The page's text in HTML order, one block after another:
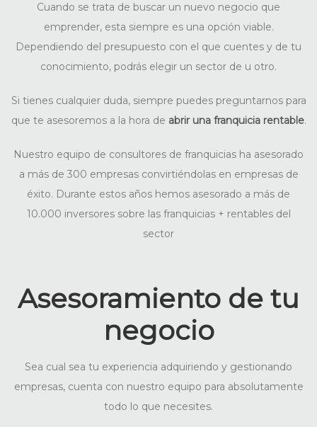
Cuando se trata de buscar un nuevo negocio que
emprender, esta siempre es una opción viable.
Dependiendo del presupuesto con el que cuentes y de tu
conocimiento, podrás elegir un sector de u otro.
Si tienes cualquier duda, siempre puedes preguntarnos para
que te asesoremos a la hora de abrir una franquicia rentable.
Nuestro equipo de consultores de franquicias ha asesorado
a más de 300 empresas convirtiéndolas en empresas de
éxito. Durante estos años hemos asesorado a más de
10.000 inversores sobre las franquicias + rentables del
sector
Asesoramiento de tu
negocio
Sea cual sea tu experiencia adquiriendo y gestionando
empresas, cuenta con nuestro equipo para absolutamente
todo lo que necesites.